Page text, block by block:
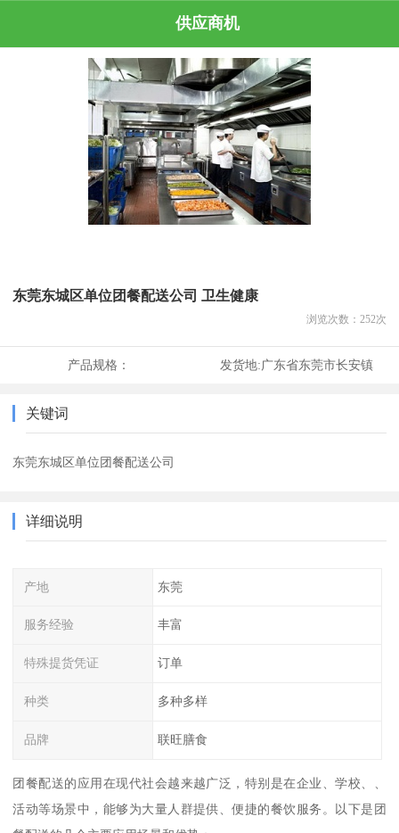
供应商机
东莞东城区单位团餐配送公司 卫生健康
浏览次数： 252次
产品规格： 发货地:广东省东莞市长安镇
关键词
东莞东城区单位团餐配送公司
详细说明
产地 东莞
服务经验 丰富
特殊提货凭证 订单
种类 多种多样
品牌 联旺膳食
团餐配送的应用在现代社会越来越广泛，特别是在企业、学校、、
活动等场景中，能够为大量人群提供、便捷的餐饮服务。以下是团